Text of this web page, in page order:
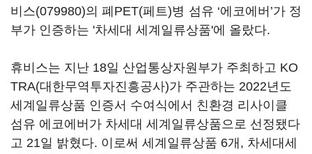
비스(079980)의 폐PET(페트)병 섬유 ‘에코에버’가 정
부가 인증하는 '차세대 세계일류상품'에 올랐다.
휴비스는 지난 18일 산업통상자원부가 주최하고 KO
TRA(대한무역투자진흥공사)가 주관하는 2022년도
세계일류상품 인증서 수여식에서 친환경 리사이클
섬유 에코에버가 차세대 세계일류상품으로 선정됐다
고 21일 밝혔다. 이로써 세계일류상품 6개, 차세대세